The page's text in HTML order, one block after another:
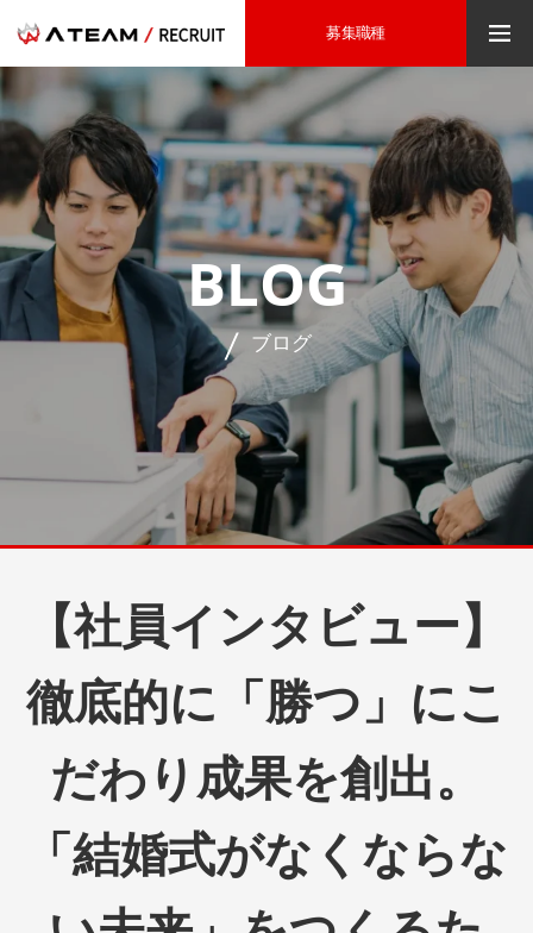
募集職種
BLOG
ブログ
【社員インタビュー】
徹底的に「勝つ」にこ
だわり成果を創出。
「結婚式がなくならな